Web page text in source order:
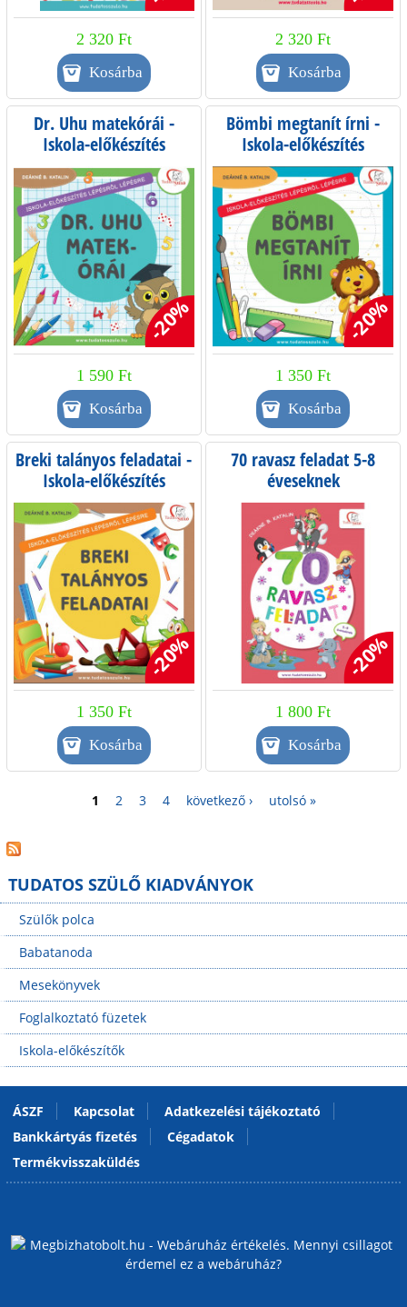
2 320 Ft 2 320 Ft
Dr. Uhu matekórái -
Iskola-előkészítés
lépésről lépésre
-20%
1 590 Ft
Bömbi megtanít írni -
Iskola-előkészítés
lépésről lépésre
-20%
1 350 Ft
Breki talányos feladatai -
Iskola-előkészítés
lépésről lépésre
-20%
1 350 Ft
70 ravasz feladat 5-8
éveseknek
-20%
1 800 Ft
1 2 3 4 következő › utolsó »
TUDATOS SZÜLŐ KIADVÁNYOK
Szülők polca
Babatanoda
Mesekönyvek
Foglalkoztató füzetek
Iskola-előkészítők
ÁSZF Kapcsolat
Adatkezelési tájékoztató
Bankkártyás fizetés
Cégadatok
Termékvisszaküldés